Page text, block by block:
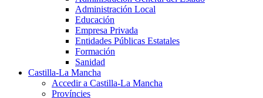
Administración Local
Educación
Empresa Privada
Entidades Públicas Estatales
Formación
Sanidad
Castilla-La Mancha
Accedir a Castilla-La Mancha
Províncies